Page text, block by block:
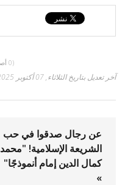
(0 أصوات)
آخر تعديل بتاريخ الثلاثاء, 07 أكتوبر 2025 08:21
عن رجال صدقوا في حب
الشريعة الإسلامية! "محمد
كمال الدين إمام أنموذجًا"
»